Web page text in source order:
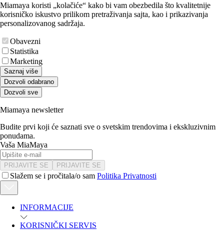
Miamaya koristi „kolačiće“ kako bi vam obezbedila što kvalitetnije
korisničko iskustvo prilikom pretraživanja sajta, kao i prikazivanja
personalizovanog sadržaja.
Obavezni
Statistika
Marketing
Saznaj više
Dozvoli odabrano
Dozvoli sve
Miamaya newsletter
Budite prvi koji će saznati sve o svetskim trendovima i ekskluzivnim
ponudama.
Vaša MiaMaya
PRIJAVITE SE PRIJAVITE SE
Slažem se i pročitala/o sam Politika Privatnosti
INFORMACIJE
KORISNIČKI SERVIS